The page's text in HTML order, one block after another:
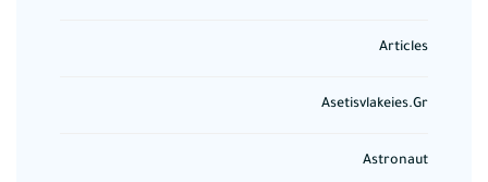
Articles
Asetisvlakeies.gr
Astronaut